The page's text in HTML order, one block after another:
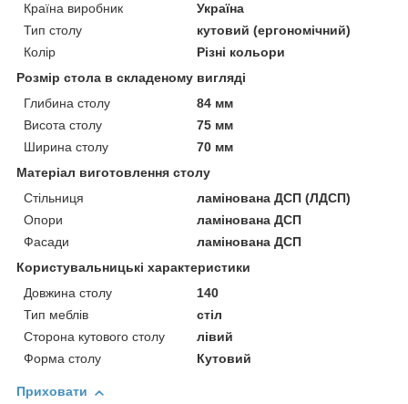
Країна виробник
Україна
Тип столу
кутовий (ергономічний)
Колір
Різні кольори
Розмір стола в складеному вигляді
Глибина столу
84 мм
Висота столу
75 мм
Ширина столу
70 мм
Матеріал виготовлення столу
Стільниця
ламінована ДСП (ЛДСП)
Опори
ламінована ДСП
Фасади
ламінована ДСП
Користувальницькі характеристики
Довжина столу
140
Тип меблів
стіл
Сторона кутового столу
лівий
Форма столу
Кутовий
Приховати